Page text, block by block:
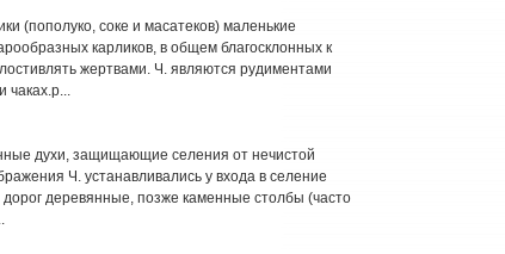
(пополуко, соке и масатеков) маленькие
карликов, в общем благосклонных к
жертвами. Ч. являются рудиментами
духи, защищающие селения от нечистой
Ч. устанавливались у входа в селение
деревянные, позже каменные столбы (часто